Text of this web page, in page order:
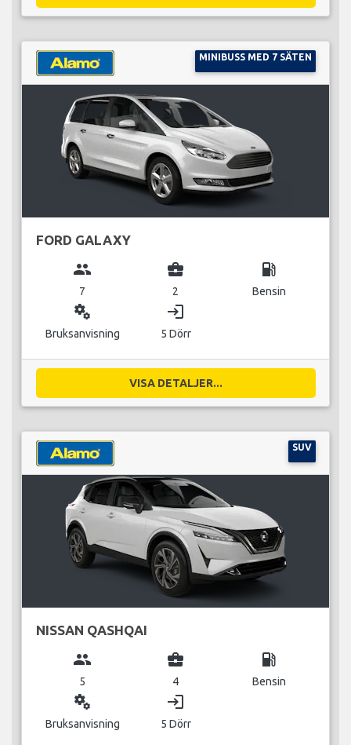
MINIBUSS MED 7 SÄTEN
FORD GALAXY
group
7
business_center
2
local_gas_station
Bensin
miscellaneous_services
Bruksanvisning
login
5 Dörr
VISA DETALJER...
SUV
NISSAN QASHQAI
group
5
business_center
4
local_gas_station
Bensin
miscellaneous_services
Bruksanvisning
login
5 Dörr